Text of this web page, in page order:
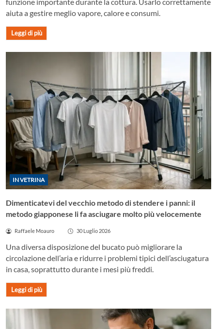
aiuta a gestire meglio vapore, calore e consumi.
Leggi di più
IN VETRINA
Dimenticatevi del vecchio metodo di stendere i panni: il
metodo giapponese li fa asciugare molto più velocemente
Raffaele Moauro 30 Luglio 2026
Una diversa disposizione del bucato può migliorare la
circolazione dell’aria e ridurre i problemi tipici dell’asciugatura
in casa, soprattutto durante i mesi più freddi.
Leggi di più